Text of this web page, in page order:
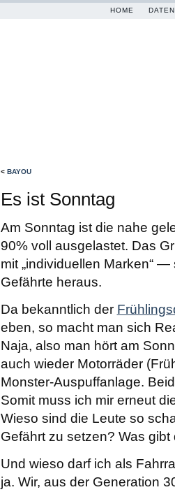
HOME
< BAYOU
Es ist Sonntag
Am Sonntag ist die nahe
90% voll ausgelastet. Das
mit „individuellen Marken“
Gefährte heraus.
Da bekanntlich der
eben, so macht man sich
Naja, also man hört am
auch wieder Motorräder
Monster-Auspuffanlage.
Somit muss ich mir erneut
Wieso sind die Leute so
Gefährt zu setzen? Was
Und wieso darf ich als
ja. Wir, aus der Generation